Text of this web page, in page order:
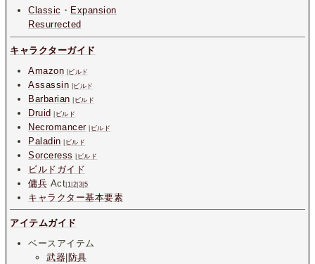
Classic ・ Expansion
Resurrected
キャラクターガイド
Amazon
ビルド
Assassin ビルド
Barbarian ビルド
Druid ビルド
Necromancer| ビルド
Paladin ビルド
Sorceress ビルド
ビルドガイド
傭兵 Act 1 2 3 5
キャラクター基本要素
アイテムガイド
ベースアイテム
武器 防具